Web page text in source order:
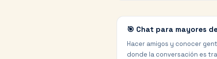
🎯 Chat para mayores
Hacer amigos y conocer
donde la conversación es